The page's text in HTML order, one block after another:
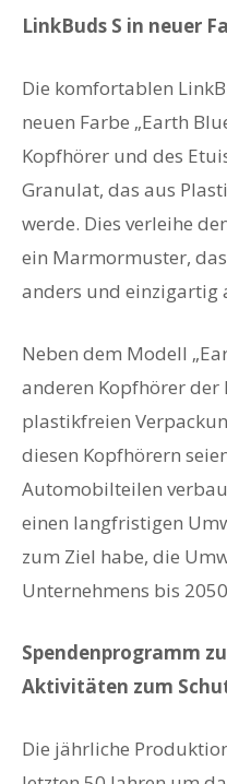
LinkBuds S in neuer
Die komfortablen
neuen Farbe „Earth
Kopfhörer und des
Granulat, das aus
werde. Dies verleihe
ein Marmormuster,
anders und einzigartig
Neben dem Modell
anderen Kopfhörer der
plastikfreien
diesen Kopfhörern
Automobilteilen
einen langfristigen
zum Ziel habe, die
Unternehmens bis
Spendenprogramm
Aktivitäten zum
Die jährliche